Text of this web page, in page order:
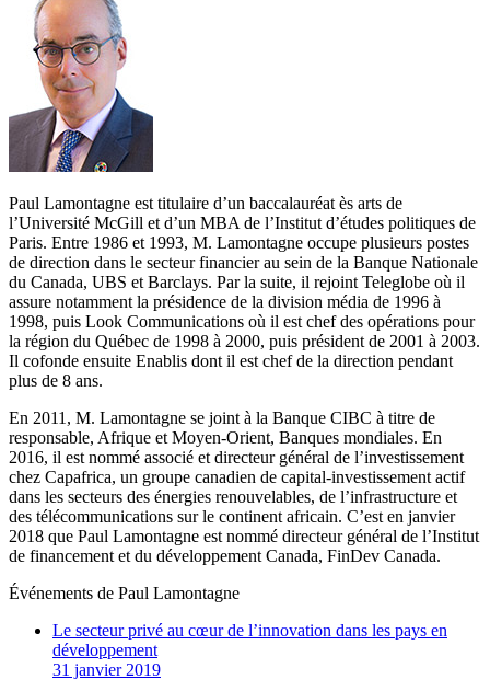
Paul Lamontagne est titulaire d’un baccalauréat ès arts de
l’Université McGill et d’un MBA de l’Institut d’études politiques de
Paris. Entre 1986 et 1993, M. Lamontagne occupe plusieurs postes
de direction dans le secteur financier au sein de la Banque Nationale
du Canada, UBS et Barclays. Par la suite, il rejoint Teleglobe où il
assure notamment la présidence de la division média de 1996 à
1998, puis Look Communications où il est chef des opérations pour
la région du Québec de 1998 à 2000, puis président de 2001 à 2003.
Il cofonde ensuite Enablis dont il est chef de la direction pendant
plus de 8 ans.
En 2011, M. Lamontagne se joint à la Banque CIBC à titre de
responsable, Afrique et Moyen-Orient, Banques mondiales. En
2016, il est nommé associé et directeur général de l’investissement
chez Capafrica, un groupe canadien de capital-investissement actif
dans les secteurs des énergies renouvelables, de l’infrastructure et
des télécommunications sur le continent africain. C’est en janvier
2018 que Paul Lamontagne est nommé directeur général de l’Institut
de financement et du développement Canada, FinDev Canada.
Événements de Paul Lamontagne
Le secteur privé au cœur de l’innovation dans les pays en
développement
31 janvier 2019